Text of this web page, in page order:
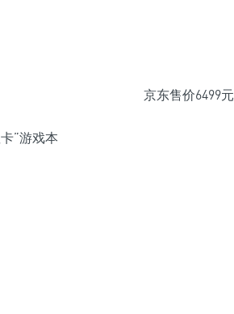
京东售价6499元